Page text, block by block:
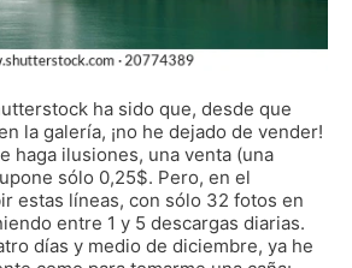
ha sido que, desde que
la galería, ¡no he dejado de vender!
haga ilusiones, una venta (una
sólo 0,25$. Pero, en el
estas líneas, con sólo 32 fotos en
entre 1 y 5 descargas diarias.
días y medio de diciembre, ya he